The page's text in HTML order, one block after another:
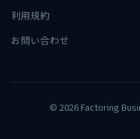
利用規約
お問い合わせ
© 2026 Factoring